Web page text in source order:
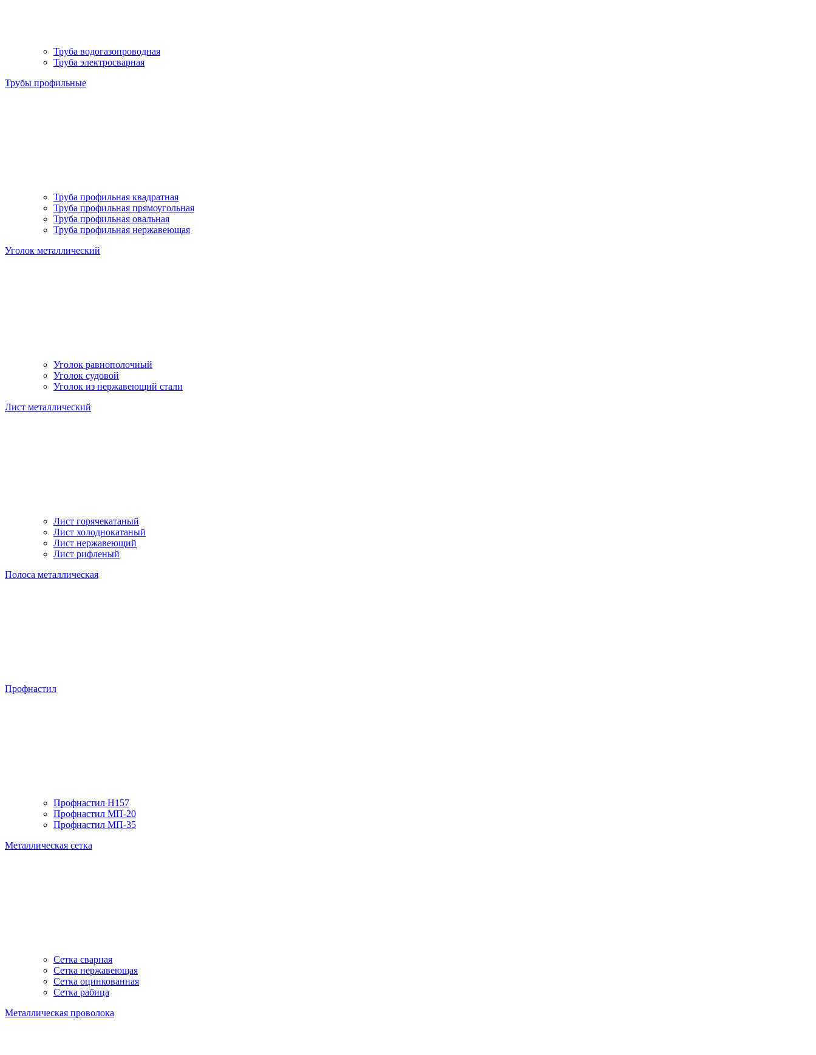
Труба водогазопроводная
Труба электросварная
Трубы профильные
Труба профильная квадратная
Труба профильная прямоугольная
Труба профильная овальная
Труба профильная нержавеющая
Уголок металлический
Уголок равнополочный
Уголок судовой
Уголок из нержавеющий стали
Лист металлический
Лист горячекатаный
Лист холоднокатаный
Лист нержавеющий
Лист рифленый
Полоса металлическая
Профнастил
Профнастил H157
Профнастил МП-20
Профнастил МП-35
Металлическая сетка
Сетка сварная
Сетка нержавеющая
Сетка оцинкованная
Сетка рабица
Металлическая проволока